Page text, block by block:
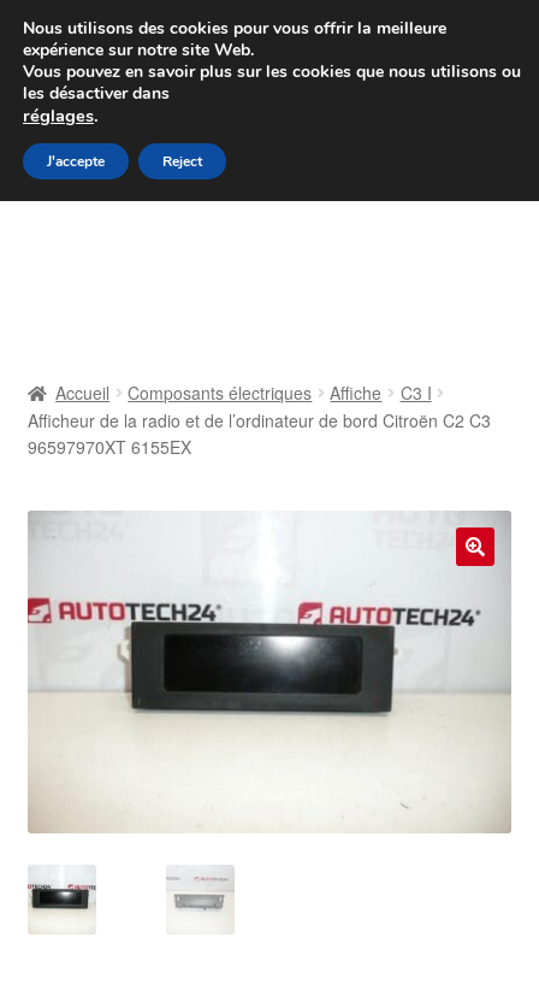
Colissimo livraison à partir de 7 EUR
Du lundi au vendredi de 9 h à 16 h
Aller
à
Aller
au
Contact
Mon compte
Paiements
Politique de confidentialité
Procédure de Réclamation
Accueil Composants électriques Affiche
C3 I
Afficheur de la radio et de l’ordinateur de bord Citroën C2 C3
96597970XT 6155EX
Nous utilisons des cookies pour vous offrir la meilleure
expérience sur notre site Web.
Vous pouvez en savoir plus sur les cookies que nous utilisons ou
les désactiver dans
réglages.
J'accepte Reject